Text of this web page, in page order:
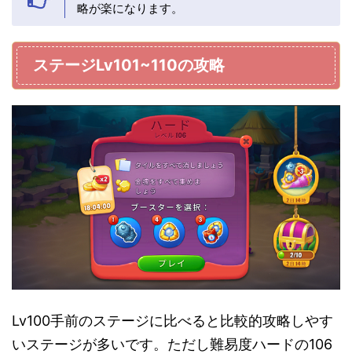
略が楽になります。
ステージLv101~110の攻略
Lv100手前のステージに比べると比較的攻略しやす
いステージが多いです。ただし難易度ハードの106